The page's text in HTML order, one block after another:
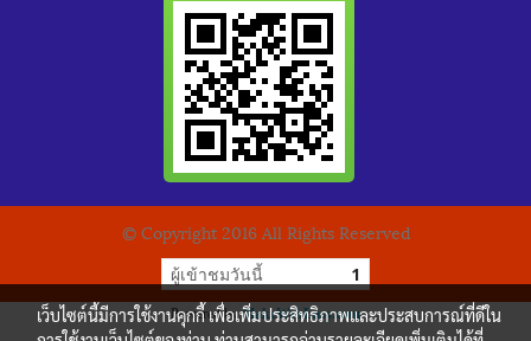
© Copyright 2016 All Rights Reserved
ผู้เข้าชมวันนี้ 1
Powered byMakeWebEasy.com
เว็บไซต์นี้มีการใช้งานคุกกี้ เพื่อเพิ่มประสิทธิภาพและประสบการณ์ที่ดีใน